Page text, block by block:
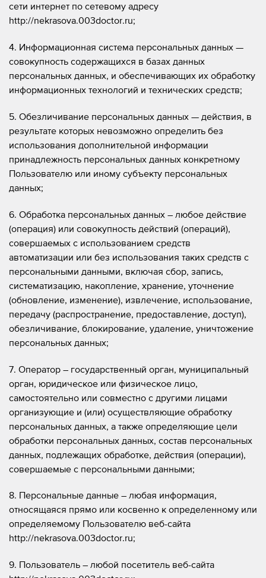
сети интернет по сетевому адресу
http://nekrasova.003doctor.ru;
4. Информационная система персональных данных —
совокупность содержащихся в базах данных
персональных данных, и обеспечивающих их обработку
информационных технологий и технических средств;
5. Обезличивание персональных данных — действия, в
результате которых невозможно определить без
использования дополнительной информации
принадлежность персональных данных конкретному
Пользователю или иному субъекту персональных
данных;
6. Обработка персональных данных – любое действие
(операция) или совокупность действий (операций),
совершаемых с использованием средств
автоматизации или без использования таких средств с
персональными данными, включая сбор, запись,
систематизацию, накопление, хранение, уточнение
(обновление, изменение), извлечение, использование,
передачу (распространение, предоставление, доступ),
обезличивание, блокирование, удаление, уничтожение
персональных данных;
7. Оператор – государственный орган, муниципальный
орган, юридическое или физическое лицо,
самостоятельно или совместно с другими лицами
организующие и (или) осуществляющие обработку
персональных данных, а также определяющие цели
обработки персональных данных, состав персональных
данных, подлежащих обработке, действия (операции),
совершаемые с персональными данными;
8. Персональные данные – любая информация,
относящаяся прямо или косвенно к определенному или
определяемому Пользователю веб-сайта
http://nekrasova.003doctor.ru;
9. Пользователь – любой посетитель веб-сайта